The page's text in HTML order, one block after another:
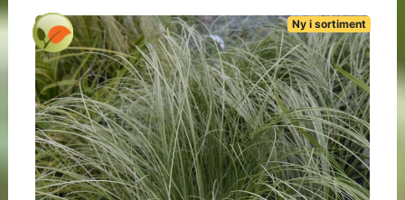
Ny i sortiment